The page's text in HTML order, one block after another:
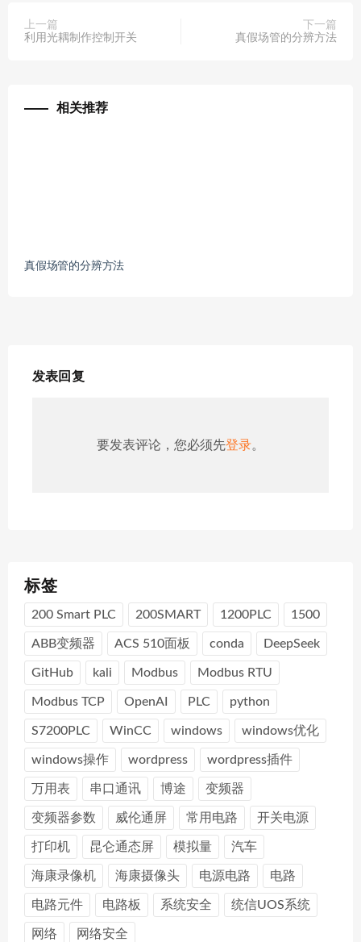
上一篇
利用光耦制作控制开关
下一篇
真假场管的分辨方法
相关推荐
真假场管的分辨方法
发表回复
要发表评论，您必须先登录。
标签
200 Smart PLC 200SMART 1200PLC 1500
ABB变频器 ACS 510面板 conda DeepSeek
GitHub kali Modbus Modbus RTU
Modbus TCP OpenAI PLC python
S7200PLC WinCC windows windows优化
windows操作 wordpress wordpress插件
万用表 串口通讯 博途 变频器
变频器参数 威伦通屏 常用电路 开关电源
打印机 昆仑通态屏 模拟量 汽车
海康录像机 海康摄像头 电源电路 电路
电路元件 电路板 系统安全 统信UOS系统
网络 网络安全